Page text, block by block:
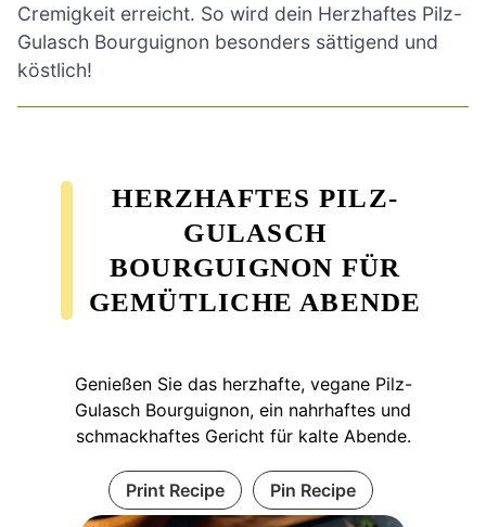
Cremigkeit erreicht. So wird dein Herzhaftes Pilz-
Gulasch Bourguignon besonders sättigend und
köstlich!
HERZHAFTES PILZ-
GULASCH
BOURGUIGNON FÜR
GEMÜTLICHE ABENDE
Genießen Sie das herzhafte, vegane Pilz-
Gulasch Bourguignon, ein nahrhaftes und
schmackhaftes Gericht für kalte Abende.
Print Recipe Pin Recipe